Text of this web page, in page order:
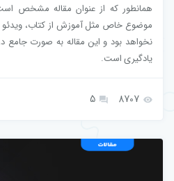
همانطور که از عنوان مقاله مشخص
موضوع خاص مثل آموزش از کتاب،
نخواهد بود و این مقاله به صورت
یادگیری است.